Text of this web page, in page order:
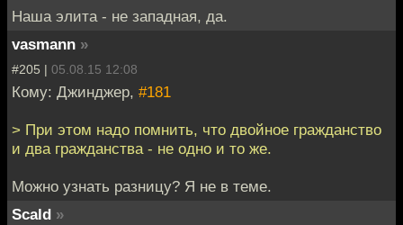
Наша элита - не западная, да.
vasmann »
#205 | 05.08.15 12:08
Кому: Джинджер, #181
> При этом надо помнить, что двойное гражданство
и два гражданства - не одно и то же.
Можно узнать разницу? Я не в теме.
Scald »